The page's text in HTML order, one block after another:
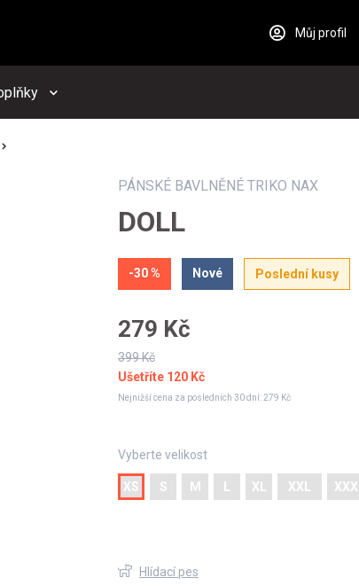
Můj profil
PÁNSKÉ BAVLNĚNÉ TRIKO NAX
DOLL
-30 % Nové Poslední kusy
279 Kč
399 Kč
Ušetříte 120 Kč
Nejnižší cena za posledních 30 dní:279 Kč
Vyberte velikost
XS S M XL XXL XXXL
Hlídací pes